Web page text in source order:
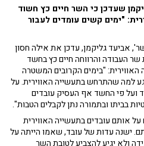
שעדכן כי השר חיים כץ חשוד
"ימים קשים עומדים לעבור
אביעד גליקמן, עדכן את אילה חסון
העבודה והרווחה חיים כץ בחשד
האווירית: "בימים הקרובים המשטרה
למה שהתרחש בתעשייה האווירית. על
ועל פי החשד אף העסיק עובדים
בביתו ובתמורה נתן לקבלים הטבות".
אותם עובדים בתעשייה האווירית
ישנה עדות של עובד, שאמו הייתה על
ולא יגיע להצביע לטובת השר